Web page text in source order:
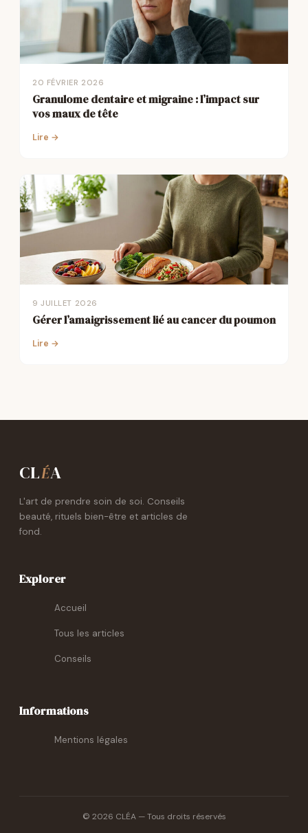
20 FÉVRIER 2026
Granulome dentaire et migraine : l’impact sur
vos maux de tête
Lire →
9 JUILLET 2026
Gérer l’amaigrissement lié au cancer du poumon
Lire →
CLÉA
L'art de prendre soin de soi. Conseils
beauté, rituels bien-être et articles de
fond.
Explorer
Accueil
Tous les articles
Conseils
Informations
Mentions légales
© 2026 CLÉA — Tous droits réservés